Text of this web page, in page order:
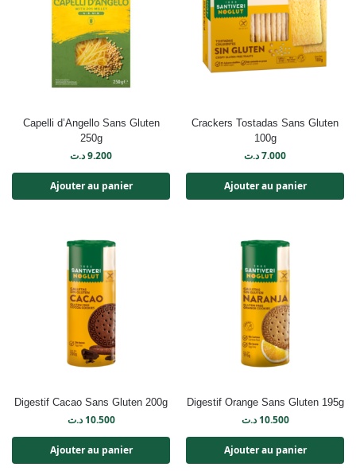
Capelli d’Angello Sans Gluten
250g
9.200د.ت
Ajouter au panier
Crackers Tostadas Sans Gluten
100g
7.000د.ت
Ajouter au panier
Digestif Cacao Sans Gluten 200g
10.500 د.ت
Ajouter au panier
Digestif Orange Sans Gluten 195g
10.500 د.ت
Ajouter au panier